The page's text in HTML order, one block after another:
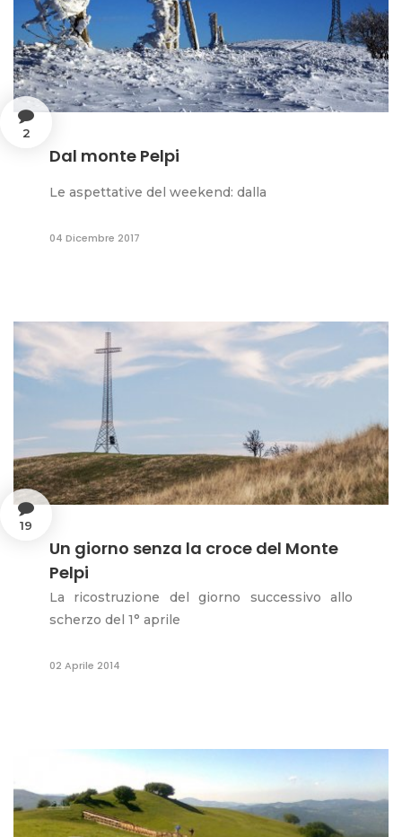
2
Dal monte Pelpi
Le aspettative del weekend: dalla
04 Dicembre 2017
19
Un giorno senza la croce del Monte
Pelpi
La ricostruzione del giorno successivo allo
scherzo del 1° aprile
02 Aprile 2014